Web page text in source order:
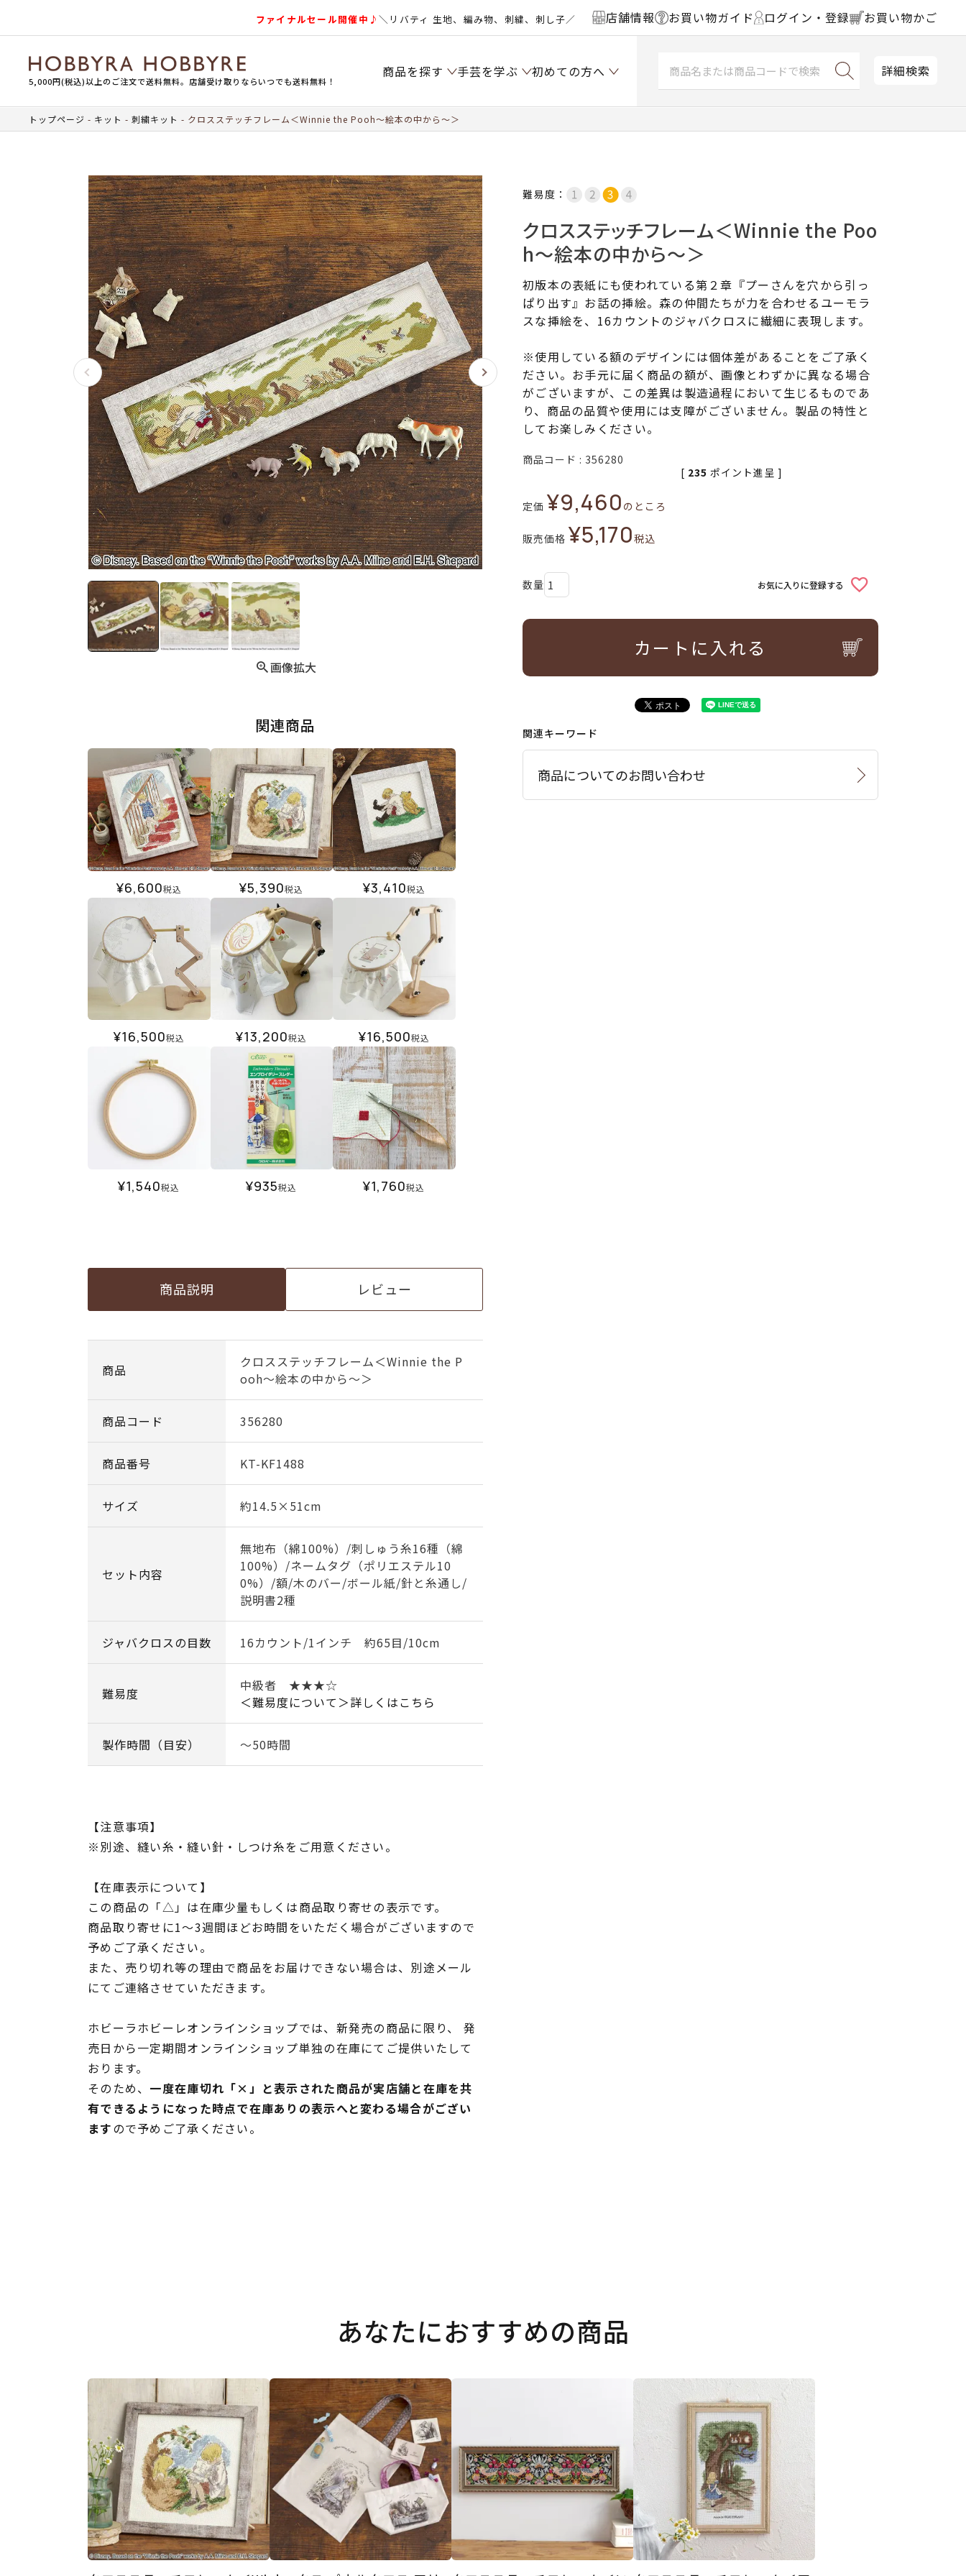
ファイナルセール開催中♪＼リバティ 生地、編み物、刺繍、刺し子／ 店舗情報 お買い物ガイド ログイン・登録 お買い物かご
5,000円(税込)以上のご注文で送料無料。店舗受け取りならいつでも送料無料！
商品を探す 手芸を学ぶ 初めての方へ 詳細検索
トップページ キット 刺繍キット クロスステッチフレーム＜Winnie the Pooh～絵本の中から～＞
画像拡大
関連商品
¥6,600税込 ¥5,390税込 ¥3,410税込
¥16,500税込 ¥13,200税込 ¥16,500税込
¥1,540税込 ¥935税込 ¥1,760税込
商品説明 レビュー
商品
クロスステッチフレーム＜Winnie the P
ooh～絵本の中から～＞
商品コード 356280
商品番号 KT-KF1488
サイズ 約14.5×51cm
セット内容
無地布（綿100%）/刺しゅう糸16種（綿
100%）/ネームタグ（ポリエステル10
0%）/額/木のバー/ボール紙/針と糸通し/
説明書2種
ジャバクロスの目数 16カウント/1インチ 約65目/10cm
難易度
中級者 ★★★☆
＜難易度について＞詳しくはこちら
製作時間（目安） ～50時間
【注意事項】
※別途、縫い糸・縫い針・しつけ糸をご用意ください。
【在庫表示について】
この商品の「△」は在庫少量もしくは商品取り寄せの表示です。
商品取り寄せに1～3週間ほどお時間をいただく場合がございますので
予めご了承ください。
また、売り切れ等の理由で商品をお届けできない場合は、別途メール
にてご連絡させていただきます。
ホビーラホビーレオンラインショップでは、新発売の商品に限り、 発
売日から一定期間オンラインショップ単独の在庫にてご提供いたして
おります。
そのため、 一度在庫切れ「×」と表示された商品が実店舗と在庫を共
有できるようになった時点で在庫ありの表示へと変わる場合がござい
ますので予めご了承ください。
難易度：
クロスステッチフレーム＜Winnie the Poo
h～絵本の中から～＞
初版本の表紙にも使われている第２章『プーさんを穴から引っ
ぱり出す』お話の挿絵。森の仲間たちが力を合わせるユーモラ
スな挿絵を、16カウントのジャバクロスに繊細に表現します。
※使用している額のデザインには個体差があることをご了承く
ださい。お手元に届く商品の額が、画像とわずかに異なる場合
がございますが、この差異は製造過程において生じるものであ
り、商品の品質や使用には支障がございません。製品の特性と
してお楽しみください。
商品コード 356280
定価 ¥9,460 のところ
販売価格 ¥5,170税込
[ 235 ポイント進呈 ]
お気に入りに登録する
カートに入れる
関連キーワード
商品についてのお問い合わせ
あなたにおすすめの商品